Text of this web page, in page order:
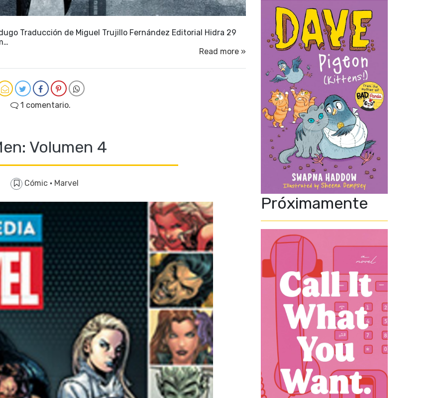
Traducción de Miguel Trujillo Fernández Editorial Hidra 29
Read more »
1 comentario.
Volumen 4
Cómic · Marvel
Próximamente